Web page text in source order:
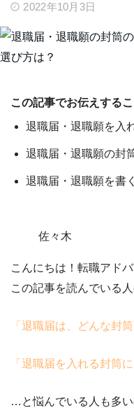
2022年10月3日
この記事でお伝えする
退職届・退職願を入
退職届・退職願の封
退職届・退職願を書
佐々木
こんにちは！転職アド
この記事を読んでいる
「退職届は、どんな封
「退職届を入れる封筒
…と悩んでいる人も多